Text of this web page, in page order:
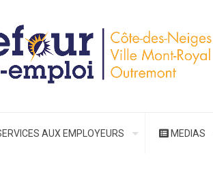
AUX EMPLOYEURS MEDIAS